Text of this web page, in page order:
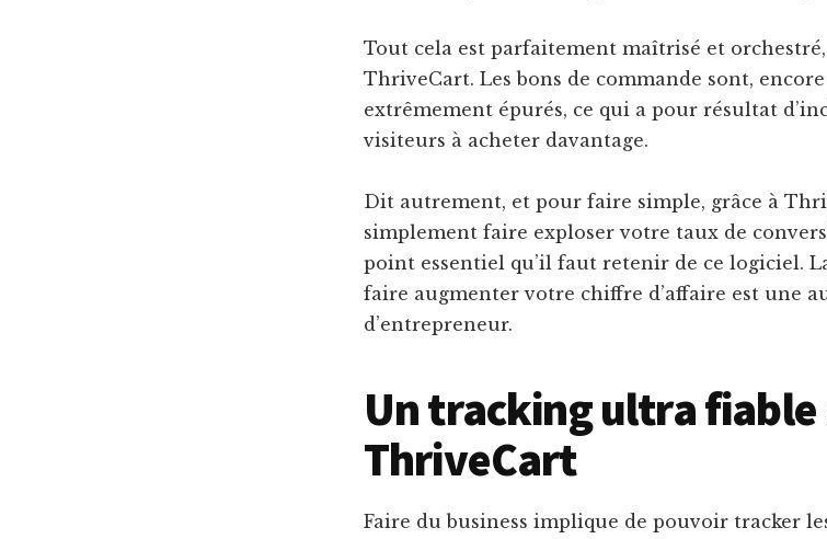
Tout cela est parfaitement maîtrisé et
ThriveCart. Les bons de commande sont,
extrêmement épurés, ce qui a pour résultat
visiteurs à acheter davantage.
Dit autrement, et pour faire simple, grâce à
simplement faire exploser votre taux de
point essentiel qu’il faut retenir de ce logiciel.
faire augmenter votre chiffre d’affaire est une
d’entrepreneur.
Un tracking ultra fiable
ThriveCart
Faire du business implique de pouvoir tracker